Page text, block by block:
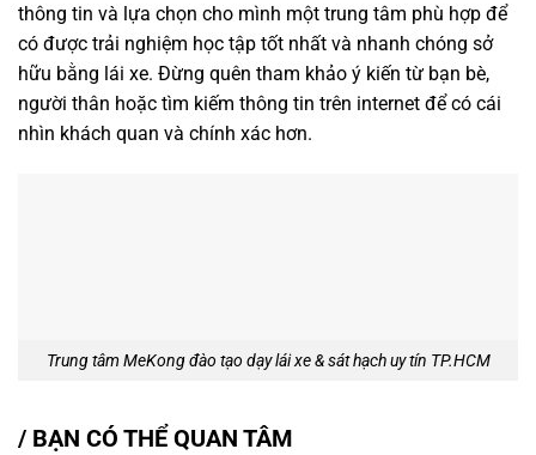
thông tin và lựa chọn cho mình một trung tâm phù hợp để
có được trải nghiệm học tập tốt nhất và nhanh chóng sở
hữu bằng lái xe. Đừng quên tham khảo ý kiến từ bạn bè,
người thân hoặc tìm kiếm thông tin trên internet để có cái
nhìn khách quan và chính xác hơn.
Trung tâm MeKong đào tạo dạy lái xe & sát hạch uy tín TP.HCM
/ BẠN CÓ THỂ QUAN TÂM